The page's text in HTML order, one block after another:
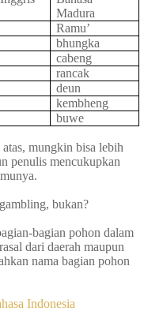
Madura
Ramu’
bhungka
cabeng
rancak
deun
kembheng
buwe
mungkin bisa lebih
penulis mencukupkan
bukan?
bagian pohon dalam
dari daerah maupun
nama bagian pohon
Indonesia